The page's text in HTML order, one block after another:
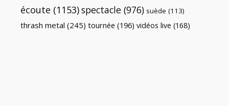
écoute (1153)spectacle (976) suède (113)
thrash metal (245) tournée (196) vidéos live (168)